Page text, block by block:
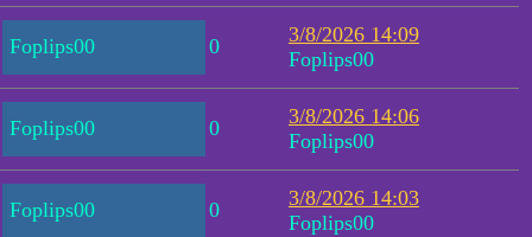
Foplips00 0
3/8/2026 14:09
Foplips00
Foplips00 0
3/8/2026 14:06
Foplips00
Foplips00 0
3/8/2026 14:03
Foplips00